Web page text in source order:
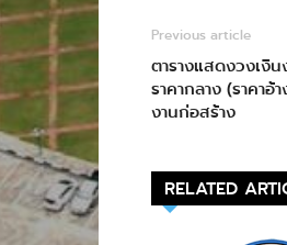
Previous article
ตารางแสดงวงเงิ
ราคากลาง (ราคาอ้
งานก่อสร้าง
RELATED